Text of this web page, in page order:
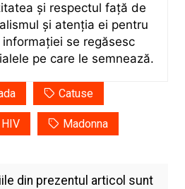
și respectul față de
și atenția ei pentru
se regăsesc
pe care le semnează.
Catuse
HIV Madonna
din prezentul articol sunt